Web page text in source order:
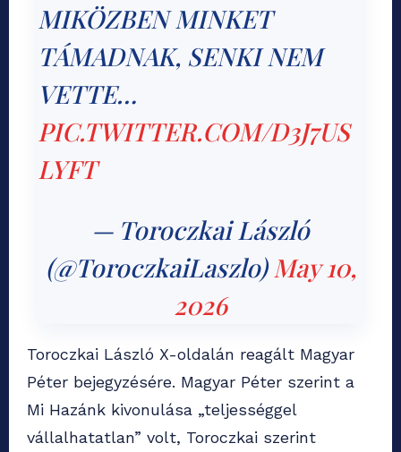
MIKÖZBEN MINKET
TÁMADNAK, SENKI NEM
VETTE…
PIC.TWITTER.COM/D3J7US
LYFT
— Toroczkai László
(@ToroczkaiLaszlo) May 10,
2026
Toroczkai László X-oldalán reagált Magyar
Péter bejegyzésére. Magyar Péter szerint a
Mi Hazánk kivonulása „teljességgel
vállalhatatlan” volt, Toroczkai szerint